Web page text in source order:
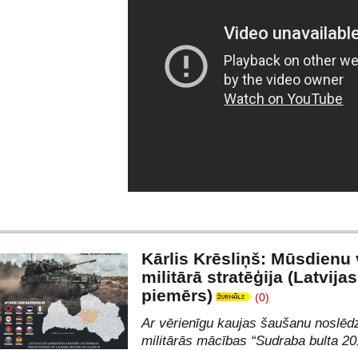
Kārlis Krēsliņš: Mūsdienu
militārā stratēģija (Latvijas
piemērs)
(0)
Ar vērienīgu kaujas šaušanu
militārās mācības “Sudraba bulta